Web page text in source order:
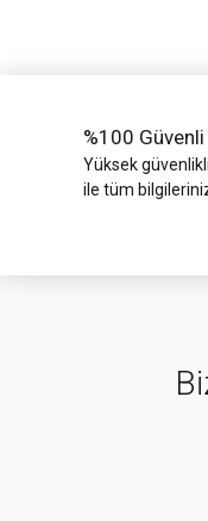
%100 Güvenli
Yüksek
ile tüm